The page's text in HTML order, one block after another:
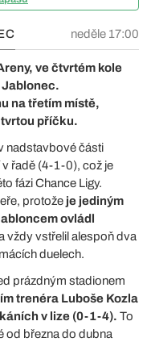
neděle 17:00
ve čtvrtém kole
Jablonec.
na třetím místě,
příčku.
nadstavbové části
v řadě (4-1-0), což je
fázi Chance Ligy.
protože je jediným
ovládl
vždy vstřelil alespoň dva
duelech.
prázdným stadionem
trenéra Luboše Kozla
v lize (0-1-4). To
od března do dubna